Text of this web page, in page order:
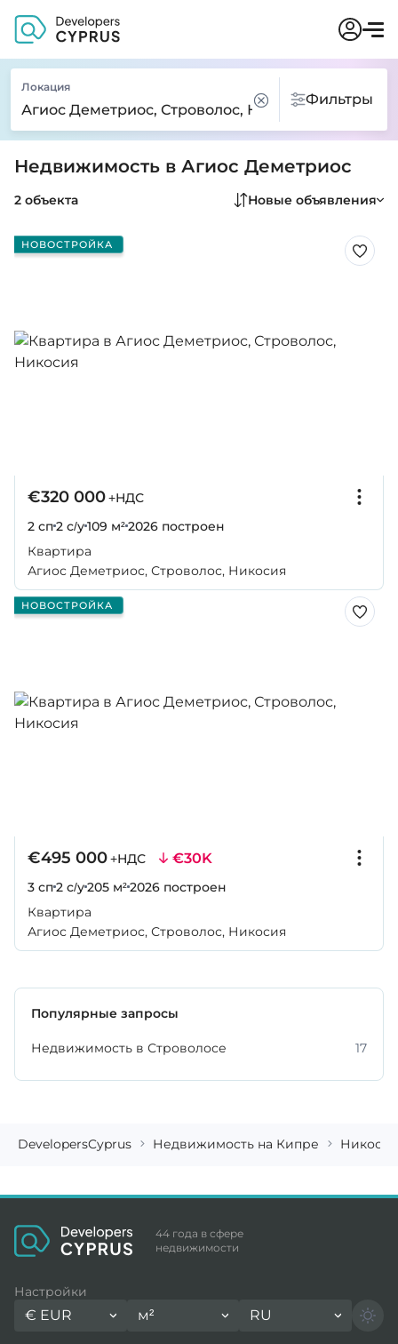
Локация
Фильтры
Недвижимость в Агиос Деметриос
2 объекта Новые объявления
НОВОСТРОЙКА
€320 000+НДС
2 сп2 с/у109 м²2026 построен
Квартира
Агиос Деметриос, Строволос, Никосия
НОВОСТРОЙКА
€495 000+НДС €30K
3 сп2 с/у205 м²2026 построен
Квартира
Агиос Деметриос, Строволос, Никосия
Популярные запросы
Недвижимость в Строволосе 17
DevelopersCyprus Недвижимость на Кипре Никосия
44 года в сфере
недвижимости
Настройки
€ EUR м² RU